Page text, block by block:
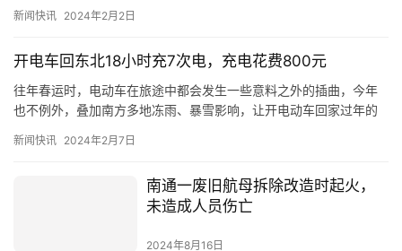
新闻快讯 2024年2月2日
开电车回东北18小时充7次电，充电花费800元
往年春运时，电动车在旅途中都会发生一些意料之外的插曲，今年
也不例外，叠加南方多地冻雨、暴雪影响，让开电动车回家过年的
贾先…
新闻快讯 2024年2月7日
南通一废旧航母拆除改造时起火，
未造成人员伤亡
2024年8月16日